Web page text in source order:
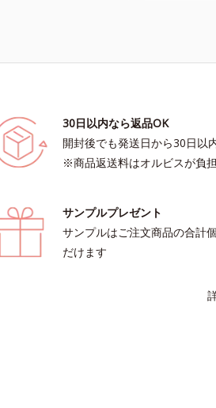
30日以内なら返品OK
開封後でも発送日から30日以
※商品返送料はオルビスが負
サンプルプレゼント
サンプルはご注文商品の合計
だけます